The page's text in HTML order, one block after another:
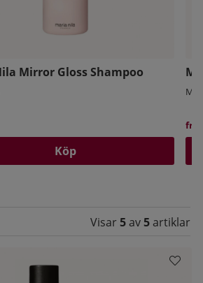
Mirror Gloss Shampoo
Köp
fr.
Visar 5av 5artiklar